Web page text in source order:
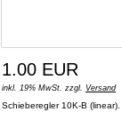
1.00 EUR
inkl. 19% MwSt. zzgl. Versand
Schieberegler 10K-B (linear).